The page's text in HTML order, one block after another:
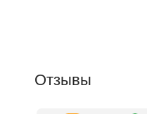
Отзывы